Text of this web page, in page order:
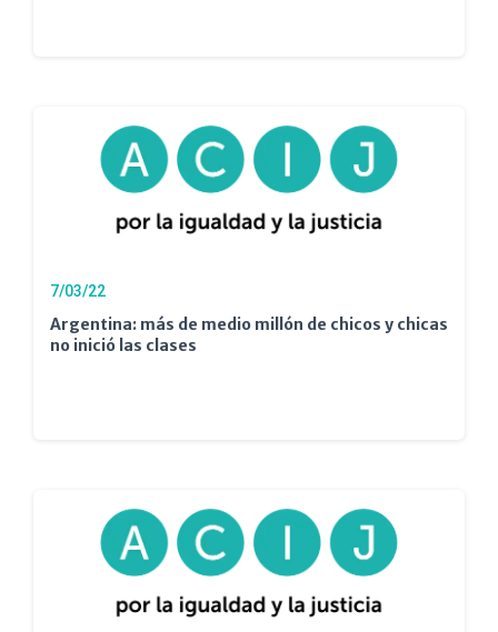
7/03/22
Argentina: más de medio millón de chicos y chicas
no inició las clases